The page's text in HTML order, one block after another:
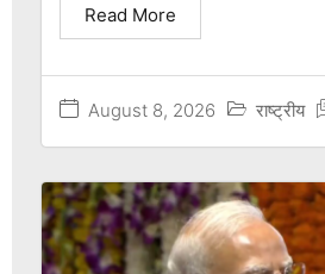
August 8, 2026 राष्ट्रीय
Read More